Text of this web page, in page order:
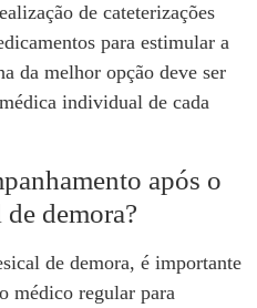
de cateterizações
para estimular a
da melhor opção deve ser
individual de cada
após o
demora?
de demora, é importante
médico regular para